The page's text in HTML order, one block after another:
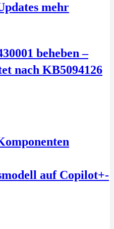
mehr
beheben –
nach KB5094126
auf Copilot+-